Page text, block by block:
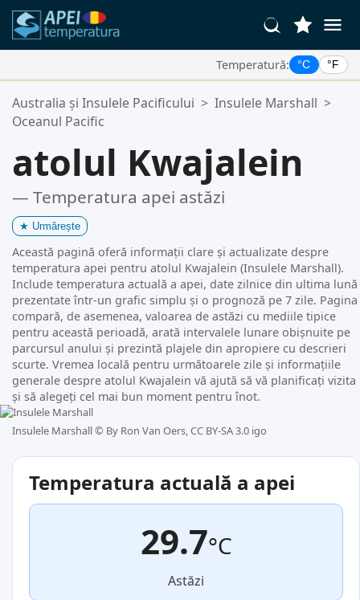
Temperatură: °C °F
Locațiile Tale Favorite:
Lista ta de favorite este goală.
Australia și Insulele Pacificului > Insulele Marshall >
Oceanul Pacific
atolul Kwajalein
— Temperatura apei astăzi
★ Urmărește
Această pagină oferă informații clare și actualizate despre
temperatura apei pentru atolul Kwajalein (Insulele Marshall).
Include temperatura actuală a apei, date zilnice din ultima lună
prezentate într-un grafic simplu și o prognoză pe 7 zile. Pagina
compară, de asemenea, valoarea de astăzi cu mediile tipice
pentru această perioadă, arată intervalele lunare obișnuite pe
parcursul anului și prezintă plajele din apropiere cu descrieri
scurte. Vremea locală pentru următoarele zile și informațiile
generale despre atolul Kwajalein vă ajută să vă planificați vizita
și să alegeți cel mai bun moment pentru înot.
Insulele Marshall © By Ron Van Oers, CC BY-SA 3.0 igo
Temperatura actuală a apei
29.7°C
Astăzi